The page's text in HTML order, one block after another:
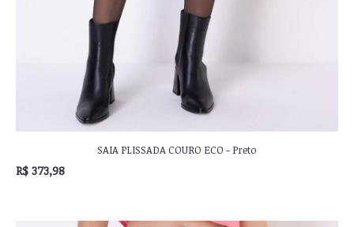
SAIA PLISSADA COURO ECO - Preto
R$ 373,98